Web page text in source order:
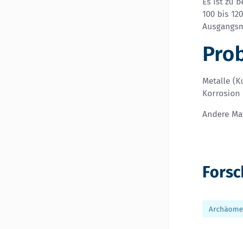
100 bis
Metalle
Korrosion
Andere